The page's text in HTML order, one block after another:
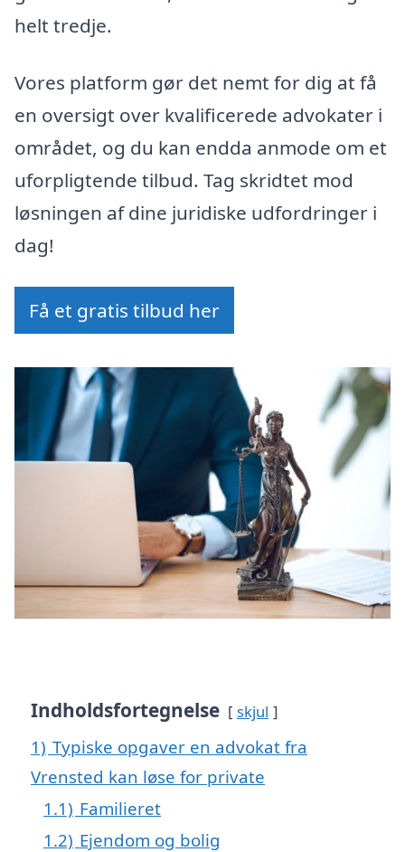
helt tredje.
Vores platform gør det nemt for dig at få
en oversigt over kvalificerede advokater i
området, og du kan endda anmode om et
uforpligtende tilbud. Tag skridtet mod
løsningen af dine juridiske udfordringer i
dag!
Få et gratis tilbud her
Indholdsfortegnelse skjul
1) Typiske opgaver en advokat fra
Vrensted kan løse for private
1.1) Familieret
1.2) Ejendom og bolig